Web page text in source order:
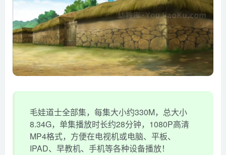
毛娃道士全部集，每集大小约330M，总大小
8.34G，单集播放时长约28分钟，1080P高清
MP4格式，方便在电视机或电脑、平板、
IPAD、早教机、手机等各种设备播放！